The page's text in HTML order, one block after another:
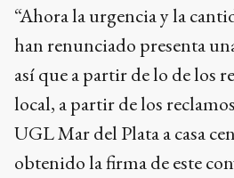
“Ahora la urgencia y la
han renunciado presenta
así que a partir de lo de los
local, a partir de los
UGL Mar del Plata a casa
obtenido la firma de este